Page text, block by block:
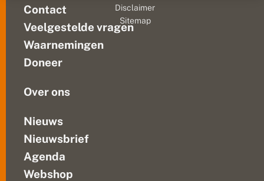
angst
dat
bedreigde
Contact
Veelgestelde vragen
Waarnemingen
Doneer
Over ons
Nieuws
Nieuwsbrief
Agenda
Webshop
Disclaimer
Sitemap